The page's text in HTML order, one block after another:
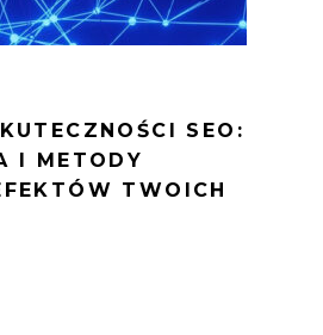
SEO:
I METODY
TWOICH